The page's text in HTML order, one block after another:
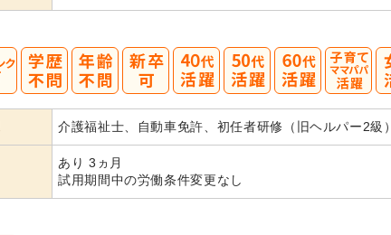
介護福祉士、自動車免許、初任者研修（旧ヘルパー2級）
あり 3ヵ月
試用期間中の労働条件変更なし